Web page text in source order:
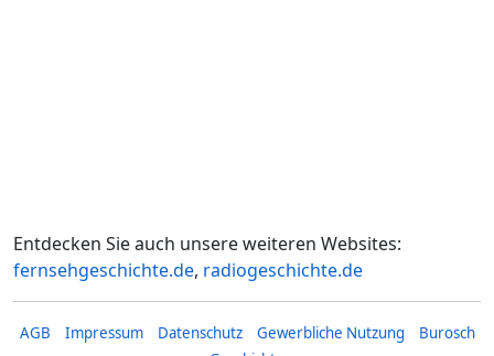
Entdecken Sie auch unsere weiteren Websites:
fernsehgeschichte.de, radiogeschichte.de
AGB Impressum Datenschutz Gewerbliche Nutzung
Burosch